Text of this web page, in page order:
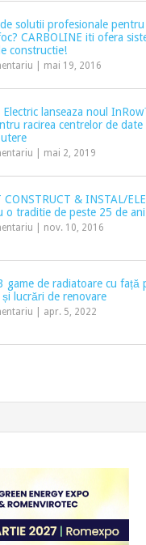
solutii profesionale
CARBOLINE iti ofera
constructie!
mai 19, 2016
Electric lanseaza noul
racirea centrelor de date
mai 2, 2019
CONSTRUCT & INSTAL/
o traditie de peste 25 de
nov. 10, 2016
game de radiatoare cu față
lucrări de renovare
apr. 5, 2022